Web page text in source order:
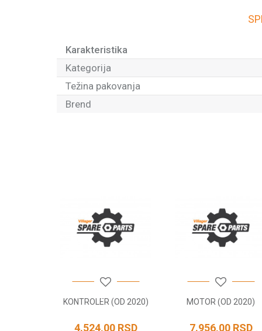
Karakteristika
Kategorija
Težina pakovanja
Brend
POŠALJI
KONTROLER (OD 2020)
4.524,00 RSD
MOTOR (OD 2020)
7.956,00 RSD